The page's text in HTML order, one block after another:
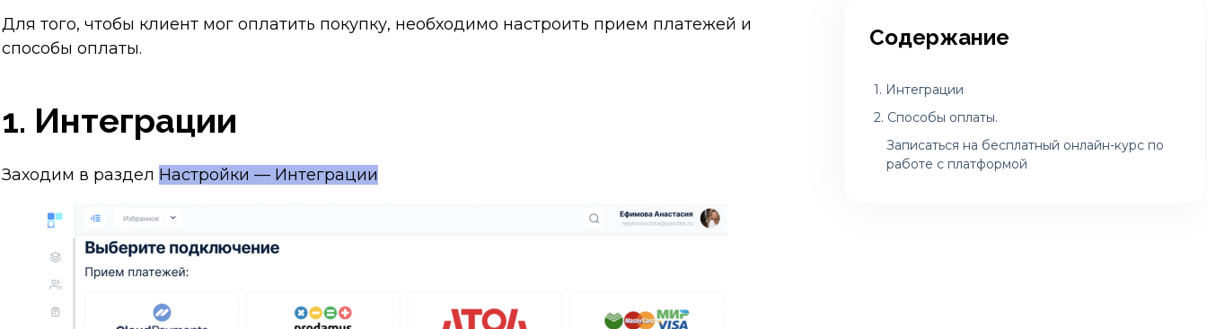
Содержание
1. Интеграции
2. Способы оплаты.
Записаться на бесплатный онлайн-курс по
работе с платформой
Для того, чтобы клиент мог оплатить покупку, необходимо настроить прием платежей и
способы оплаты.
1. Интеграции
Заходим в раздел Настройки — Интеграции